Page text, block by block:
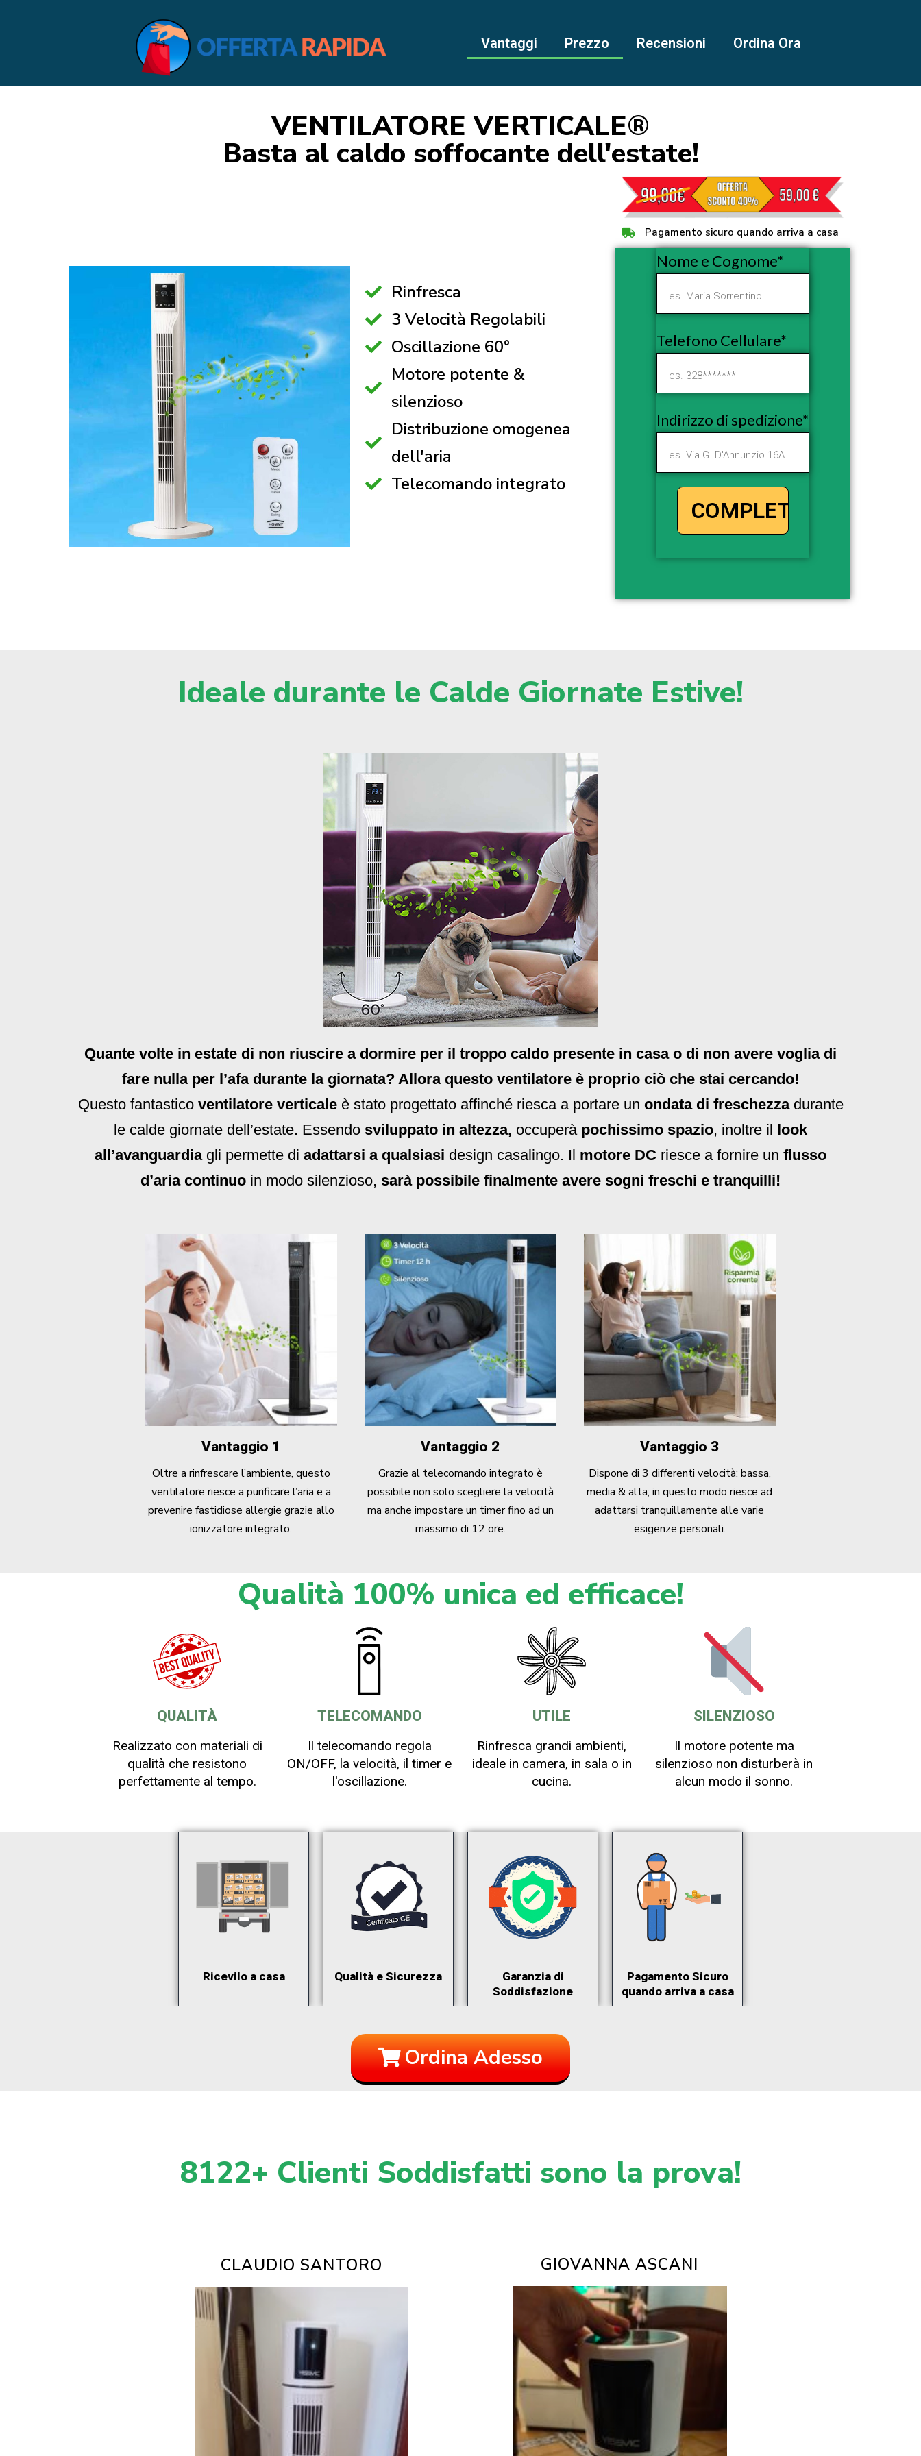
Vantaggi Prezzo Recensioni Ordina Ora
VENTILATORE VERTICALE®
Basta al caldo soffocante dell'estate!
Rinfresca
3 Velocità Regolabili
Oscillazione 60°
Motore potente &
silenzioso
Distribuzione omogenea
dell'aria
Telecomando integrato
Pagamento sicuro quando arriva a casa
Nome e Cognome*
Telefono Cellulare*
Indirizzo di spedizione*
Ideale durante le Calde Giornate Estive!
Quante volte in estate di non riuscire a dormire per il troppo caldo presente in casa o di non avere voglia di
fare nulla per l’afa durante la giornata? Allora questo ventilatore è proprio ciò che stai cercando!
Questo fantastico ventilatore verticaleè stato progettato affinché riesca a portare un ondata di freschezzadurante
le calde giornate dell’estate. Essendo sviluppato in altezza, occuperà pochissimo spazio, inoltre il
look
all’avanguardiagli permette di adattarsi a qualsiasi design casalingo. Il motore DC riesce a fornire un flusso
d’aria continuo in modo silenzioso, sarà possibile finalmente avere sogni freschi e tranquilli!
Vantaggio 1
Oltre a rinfrescare l’ambiente, questo
ventilatore riesce a purificare l’aria e a
prevenire fastidiose allergie grazie allo
ionizzatore integrato.
Vantaggio 2
Grazie al telecomando integrato è
possibile non solo scegliere la velocità
ma anche impostare un timer fino ad un
massimo di 12 ore.
Vantaggio 3
Dispone di 3 differenti velocità: bassa,
media & alta; in questo modo riesce ad
adattarsi tranquillamente alle varie
esigenze personali.
Qualità 100% unica ed efficace!
QUALITÀ
Realizzato con materiali di
qualità che resistono
perfettamente al tempo.
TELECOMANDO
Il telecomando regola
ON/OFF, la velocità, il timer e
l'oscillazione.
UTILE
Rinfresca grandi ambienti,
ideale in camera, in sala o in
cucina.
SILENZIOSO
Il motore potente ma
silenzioso non disturberà in
alcun modo il sonno.
Ricevilo a casa Qualità e Sicurezza
Garanzia di
Soddisfazione
Pagamento Sicuro
quando arriva a casa
Ordina Adesso
8122+ Clienti Soddisfatti sono la prova!
CLAUDIO SANTORO GIOVANNA ASCANI